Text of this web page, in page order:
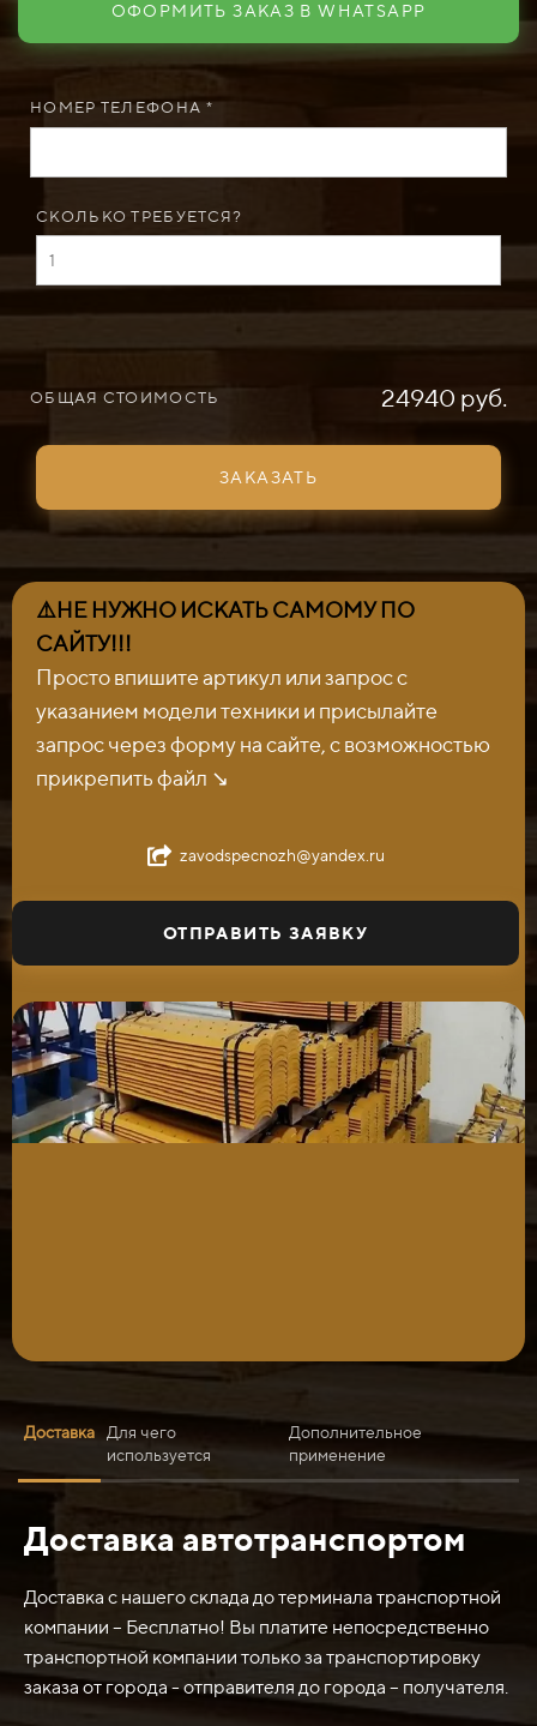
ОФОРМИТЬ ЗАКАЗ В WHATSAPP
НОМЕР ТЕЛЕФОНА *
СКОЛЬКО ТРЕБУЕТСЯ?
ОБЩАЯ СТОИМОСТЬ 24940 руб.
ЗАКАЗАТЬ
⚠️НЕ НУЖНО ИСКАТЬ САМОМУ ПО
САЙТУ!!!
Просто впишите артикул или запрос с
указанием модели техники и присылайте
запрос через форму на сайте, с возможностью
прикрепить файл ↘️
zavodspecnozh@yandex.ru
ОТПРАВИТЬ ЗАЯВКУ
Доставка
Для чего
используется
Дополнительное
применение
Доставка автотранспортом
Доставка с нашего склада до терминала транспортной
компании – Бесплатно! Вы платите непосредственно
транспортной компании только за транспортировку
заказа от города - отправителя до города – получателя.
Нож 1260х190х20 ДЗ-98 нового образца резцовый
используется для различных режущих операций, таких
как резка, нарезка, обработка материалов. Он может
использоваться в промышленности, строительстве,
ремонтных работах, а также в быту.
Некоторые из областей применения ножа